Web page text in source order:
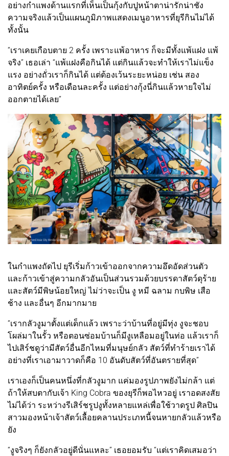
อย่างกำแพงด้านแรกที่เห็นเป็นกุ้งกับปูหน้าตาน่ารักน่าชัง
ความจริงแล้วเป็นแผนภูมิภาพแสดงเมนูอาหารที่ยุรีกินไม่ได้
ทั้งนั้น
“เราเคยเกือบตาย 2 ครั้ง เพราะแพ้อาหาร ก็จะมีทั้งแพ้แฝง แพ้
จริง” เธอเล่า “แพ้แฝงคือกินได้ แต่กินแล้วจะทำให้เราไม่แข็ง
แรง อย่างถั่วเราก็กินได้ แต่ต้องเว้นระยะหน่อย เช่น สอง
อาทิตย์ครั้ง หรือเดือนละครั้ง แต่อย่างกุ้งนี่กินแล้วหายใจไม่
ออกตายได้เลย”
ในกำแพงถัดไป ยุรีเริ่มก้าวเข้าออกจากความอึดอัดส่วนตัว
และก้าวเข้าสู่ความกลัวอันเป็นส่วนรวมด้วยบรรดาสัตว์ดุร้าย
และสัตว์มีพิษน้อยใหญ่ ไม่ว่าจะเป็น งู หมี ฉลาม กบพิษ เสือ
ช้าง และอื่นๆ อีกมากมาย
“เรากลัวงูมาตั้งแต่เด็กแล้ว เพราะว่าบ้านที่อยู่มีทุ่ง งูจะชอบ
โผล่มาในรั้ว หรือตอนซ่อมบ้านก็มีงูเหลือมอยู่ในท่อ แล้วเราก็
ไปเสิร์ชดูว่ามีสัตว์อื่นอีกไหมที่มนุษย์กลัว สัตว์ที่ทำร้ายเราได้
อย่างที่เราเอามาวาดก็คือ 10 อันดับสัตว์ที่อันตรายที่สุด”
เราเองก็เป็นคนหนึ่งที่กลัวงูมาก แค่มองรูปภาพยังไม่กล้า แต่
ถ้าให้สบตากับเจ้า King Cobra ของยุรีก็พอไหวอยู่ เราอดสงสัย
ไม่ได้ว่า ระหว่างรีเสิร์ชรูปงูทั้งหลายแหล่เพื่อใช้วาดรูป ศิลปิน
สาวมองหน้าเจ้าสัตว์เลื้อยคลานประเภทนี้จนหายกลัวแล้วหรือ
ยัง
“งูจริงๆ ก็ยังกลัวอยู่ดีนั่นแหละ” เธอยอมรับ “แต่เราคิดเสมอว่า